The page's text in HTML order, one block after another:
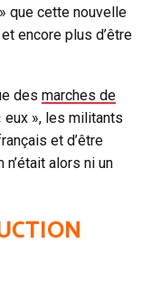
que cette nouvelle
encore plus d’être
des marches de
», les militants
et d’être
alors ni un